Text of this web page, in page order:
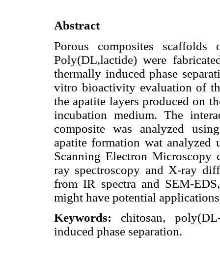
Abstract
Porous composites
Poly(DL,lactide) were
thermally induced phase
vitro bioactivity evaluation of
the apatite layers produced on
incubation medium. The
composite was analyzed
apatite formation wat analyzed
Scanning Electron Microscopy
ray spectroscopy and X-ray
from IR spectra and SEM-
might have potential
Keywords: chitosan,
induced phase separation.